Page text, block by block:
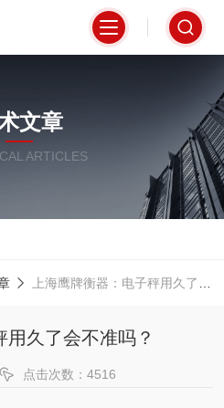
文章
ARTICLES
上海鹰牌衡器：电子秤用久了会不准吗？
用久了会不准吗？
点击次数：4516